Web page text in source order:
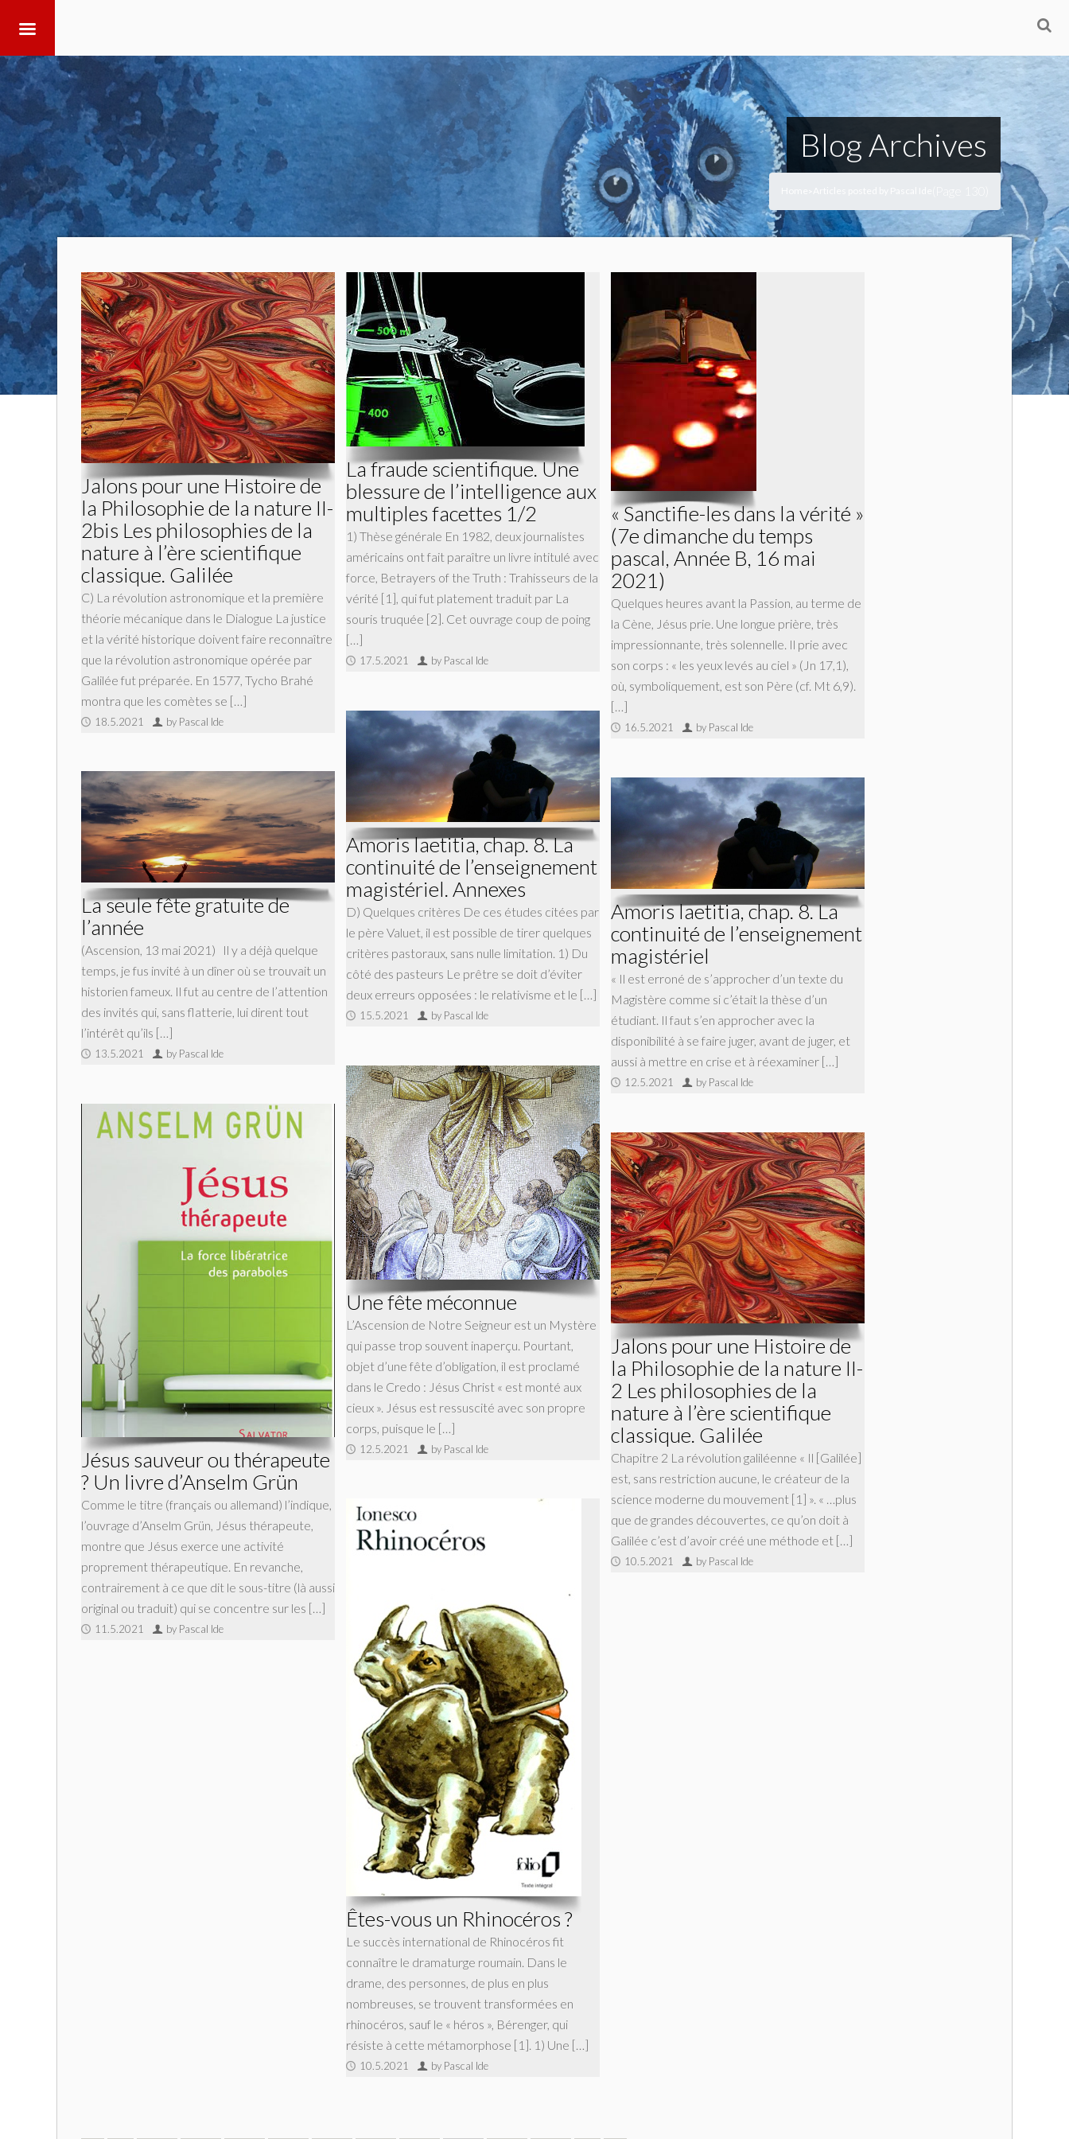
Blog Archives
Jalons pour une Histoire de
la Philosophie de la nature II-
2bis Les philosophies de la
nature à l’ère scientifique
classique. Galilée
C) La révolution astronomique et la première
théorie mécanique dans le Dialogue La justice
et la vérité historique doivent faire reconnaître
que la révolution astronomique opérée par
Galilée fut préparée. En 1577, Tycho Brahé
montra que les comètes se […]
18.5.2021 by Pascal Ide
La fraude scientifique. Une
blessure de l’intelligence aux
multiples facettes 1/2
1) Thèse générale En 1982, deux journalistes
américains ont fait paraître un livre intitulé avec
force, Betrayers of the Truth : Trahisseurs de la
vérité [1], qui fut platement traduit par La
souris truquée [2]. Cet ouvrage coup de poing
[…]
17.5.2021 by Pascal Ide
« Sanctifie-les dans la vérité »
(7e dimanche du temps
pascal, Année B, 16 mai
2021)
Quelques heures avant la Passion, au terme de
la Cène, Jésus prie. Une longue prière, très
impressionnante, très solennelle. Il prie avec
son corps : « les yeux levés au ciel » (Jn 17,1),
où, symboliquement, est son Père (cf. Mt 6,9).
[…]
16.5.2021 by Pascal Ide
Amoris laetitia, chap. 8. La
continuité de l’enseignement
magistériel. Annexes
D) Quelques critères De ces études citées par
le père Valuet, il est possible de tirer quelques
critères pastoraux, sans nulle limitation. 1) Du
côté des pasteurs Le prêtre se doit d’éviter
deux erreurs opposées : le relativisme et le […]
15.5.2021 by Pascal Ide
La seule fête gratuite de
l’année
(Ascension, 13 mai 2021) Il y a déjà quelque
temps, je fus invité à un dîner où se trouvait un
historien fameux. Il fut au centre de l’attention
des invités qui, sans flatterie, lui dirent tout
l’intérêt qu’ils […]
13.5.2021 by Pascal Ide
Amoris laetitia, chap. 8. La
continuité de l’enseignement
magistériel
« Il est erroné de s’approcher d’un texte du
Magistère comme si c’était la thèse d’un
étudiant. Il faut s’en approcher avec la
disponibilité à se faire juger, avant de juger, et
aussi à mettre en crise et à réexaminer […]
12.5.2021 by Pascal Ide
Une fête méconnue
L’Ascension de Notre Seigneur est un Mystère
qui passe trop souvent inaperçu. Pourtant,
objet d’une fête d’obligation, il est proclamé
dans le Credo : Jésus Christ « est monté aux
cieux ». Jésus est ressuscité avec son propre
corps, puisque le […]
12.5.2021 by Pascal Ide
Jésus sauveur ou thérapeute
? Un livre d’Anselm Grün
Comme le titre (français ou allemand) l’indique,
l’ouvrage d’Anselm Grün, Jésus thérapeute,
montre que Jésus exerce une activité
proprement thérapeutique. En revanche,
contrairement à ce que dit le sous-titre (là aussi
original ou traduit) qui se concentre sur les […]
11.5.2021 by Pascal Ide
Jalons pour une Histoire de
la Philosophie de la nature II-
2 Les philosophies de la
nature à l’ère scientifique
classique. Galilée
Chapitre 2 La révolution galiléenne « Il [Galilée]
est, sans restriction aucune, le créateur de la
science moderne du mouvement [1] ». « …plus
que de grandes découvertes, ce qu’on doit à
Galilée c’est d’avoir créé une méthode et […]
10.5.2021 by Pascal Ide
Êtes-vous un Rhinocéros ?
Le succès international de Rhinocéros fit
connaître le dramaturge roumain. Dans le
drame, des personnes, de plus en plus
nombreuses, se trouvent transformées en
rhinocéros, sauf le « héros », Bérenger, qui
résiste à cette métamorphose [1]. 1) Une […]
10.5.2021 by Pascal Ide